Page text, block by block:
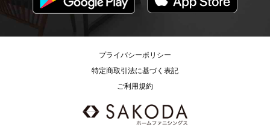
プライバシーポリシー
特定商取引法に基づく表記
ご利用規約